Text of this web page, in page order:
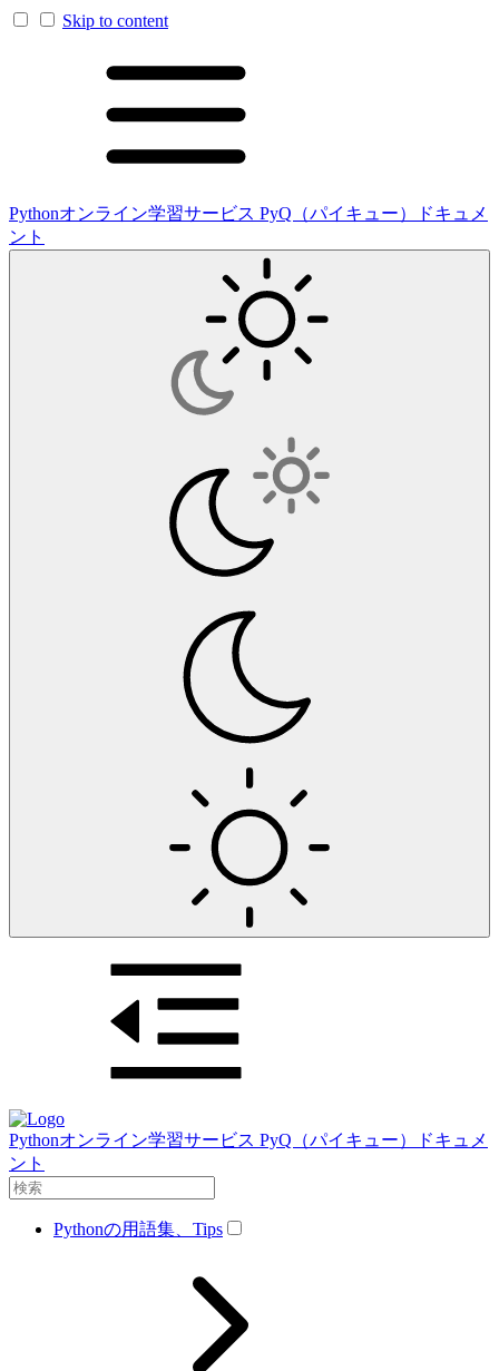
Skip to content
Pythonオンライン学習サービス PyQ（パイキュー）ドキュメ
ント
Pythonオンライン学習サービス PyQ（パイキュー）ドキュメ
ント
Pythonの用語集、Tips